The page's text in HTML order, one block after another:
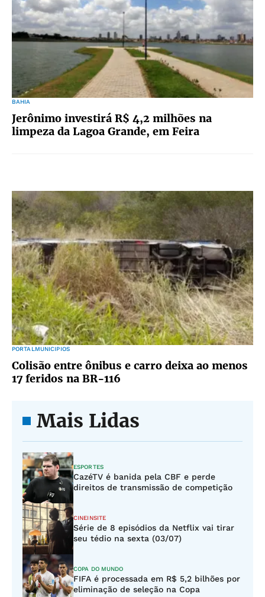
BAHIA
Jerônimo investirá R$ 4,2 milhões na
limpeza da Lagoa Grande, em Feira
PORTALMUNICIPIOS
Colisão entre ônibus e carro deixa ao menos
17 feridos na BR-116
Mais Lidas
ESPORTES
CazéTV é banida pela CBF e perde
direitos de transmissão de competição
CINEINSITE
Série de 8 episódios da Netflix vai tirar
seu tédio na sexta (03/07)
COPA DO MUNDO
FIFA é processada em R$ 5,2 bilhões por
eliminação de seleção na Copa